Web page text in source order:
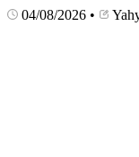
04/08/2026 •